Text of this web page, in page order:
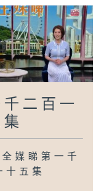
二百一
媒睇第一千
十五集